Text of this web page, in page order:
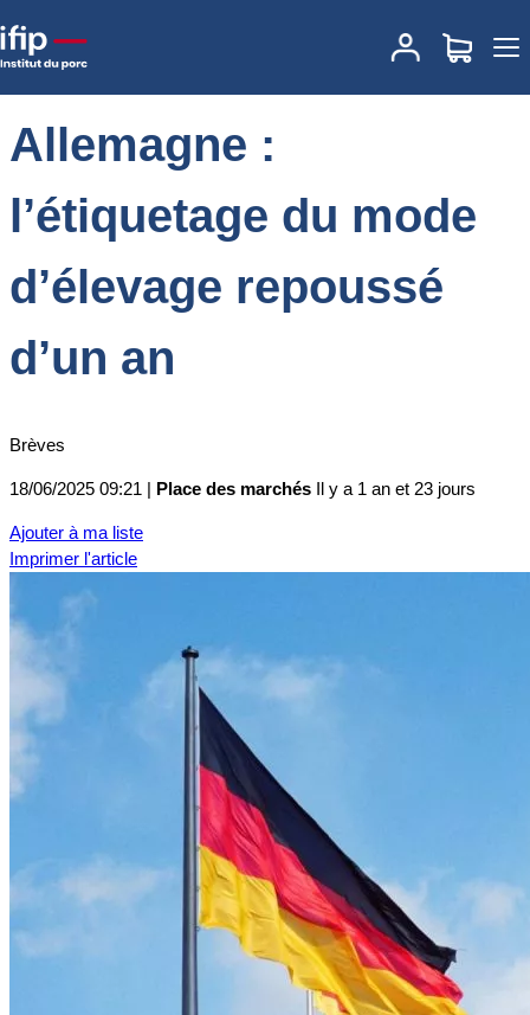
Accueil Actualités des marchés
Allemagne :
l’étiquetage du mode d’élevage repoussé d’un an
Allemagne :
l’étiquetage du mode
d’élevage repoussé
d’un an
Brèves
18/06/2025 09:21 | Place des marchés Il y a 1 an et 23 jours
Ajouter à ma liste
Imprimer l'article